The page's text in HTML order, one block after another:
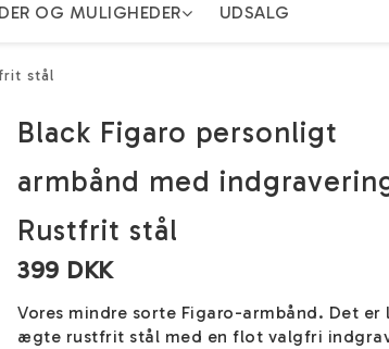
OG MULIGHEDER UDSALG
stål
Black Figaro personligt
armbånd med
Rustfrit stål
399 DKK
Vores mindre sorte Figaro-armbånd. Det er
ægte rustfrit stål med en flot valgfri